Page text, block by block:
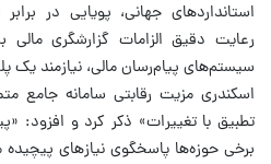
استانداردهای جهانی، پویایی در
رعایت دقیق الزامات گزارشگری مالی
سیستم‌های پیام‌رسان مالی، نیازمند
اسکندری مزیت رقابتی سامانه جامع
تطبیق با تغییرات» ذکر کرد و افزود:
برخی حوزه‌ها پاسخگوی نیازهای